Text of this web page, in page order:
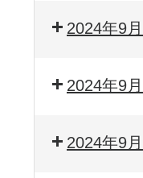
2024年9
2024年9
2024年9